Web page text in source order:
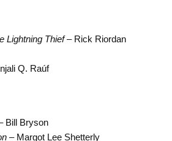
Lightning Thief– Rick Riordan
Q. Raúf
Bill Bryson
– Margot Lee Shetterly